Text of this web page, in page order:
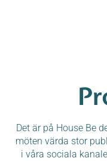
Det är på House Be
möten värda stor
i våra sociala